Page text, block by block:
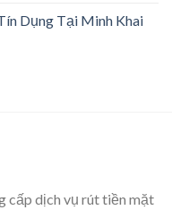
Dụng Tại Minh Khai
cấp dịch vụ rút tiền mặt